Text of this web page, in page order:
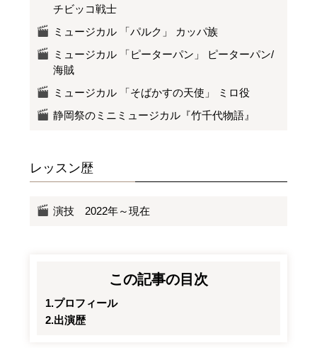
チビッコ戦士
ミュージカル 「パルク」 カッパ族
ミュージカル 「ピーターパン」 ピーターパン/
海賊
ミュージカル 「そばかすの天使」 ミロ役
静岡祭のミニミュージカル『竹千代物語』
レッスン歴
演技 2022年～現在
この記事の目次
プロフィール
出演歴